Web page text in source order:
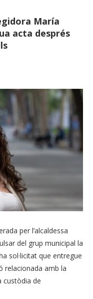
María
acta després
per l’alcaldessa
del grup municipal la
sol·licitat que entregue
relacionada amb la
custòdia de